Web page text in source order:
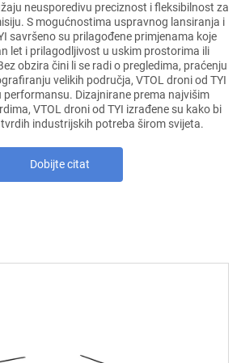
neusporedivu preciznost i fleksibilnost za
S mogućnostima uspravnog lansiranja i
savršeno su prilagođene primjenama koje
let i prilagodljivost u uskim prostorima ili
obzira čini li se radi o pregledima, praćenju
velikih područja, VTOL droni od TYI
Dizajnirane prema najvišim
VTOL droni od TYI izrađene su kako bi
industrijskih potreba širom svijeta.
Dobijte citat